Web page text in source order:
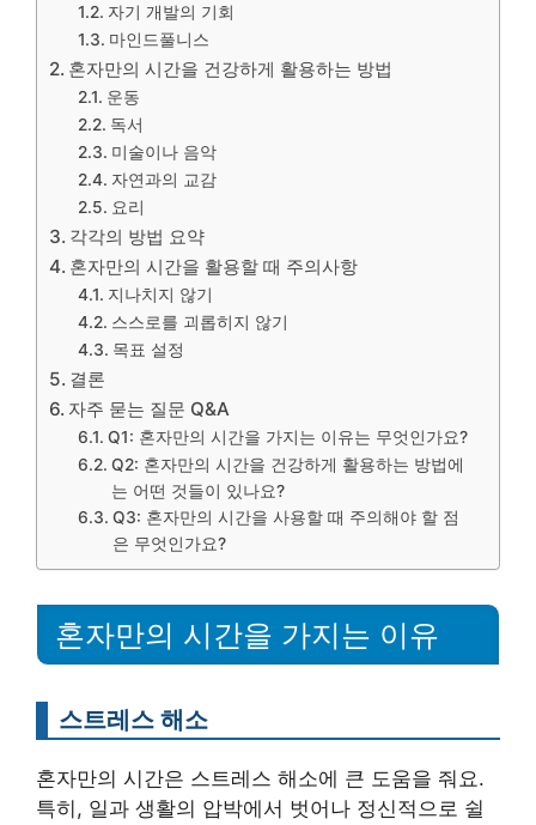
자기 개발의 기회
마인드풀니스
혼자만의 시간을 건강하게 활용하는 방법
운동
독서
미술이나 음악
자연과의 교감
요리
각각의 방법 요약
혼자만의 시간을 활용할 때 주의사항
지나치지 않기
스스로를 괴롭히지 않기
목표 설정
결론
자주 묻는 질문 Q&A
Q1: 혼자만의 시간을 가지는 이유는 무엇인가요?
Q2: 혼자만의 시간을 건강하게 활용하는 방법에
는 어떤 것들이 있나요?
Q3: 혼자만의 시간을 사용할 때 주의해야 할 점
은 무엇인가요?
혼자만의 시간을 가지는 이유
스트레스 해소
혼자만의 시간은 스트레스 해소에 큰 도움을 줘요.
특히, 일과 생활의 압박에서 벗어나 정신적으로 쉴